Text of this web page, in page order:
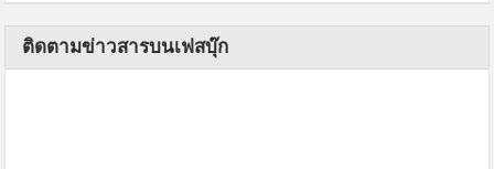
ติดตามข่าวสารบนเฟสบุ๊ก